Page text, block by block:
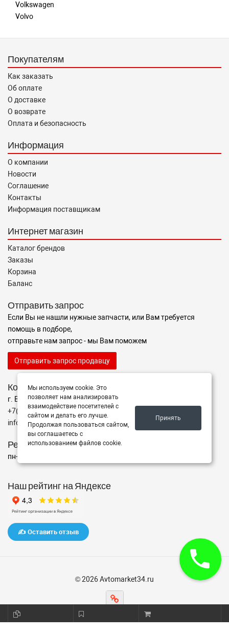
Volkswagen
Volvo
Покупателям
Как заказать
Об оплате
О доставке
О возврате
Оплата и безопасность
Информация
О компании
Новости
Соглашение
Контакты
Информация поставщикам
Интернет магазин
Каталог брендов
Заказы
Корзина
Баланс
Отправить запрос
Если Вы не нашли нужные запчасти, или Вам требуется
помощь в подборе,
отправьте нам запрос - мы Вам поможем
Отправить запрос продавцу
Контакты
г. Волгоград ул. ул. маршала Еременко 98
+7(962)760-02-00
info@avtomarket34.ru
Режим работы
пн-пт с 10:00 до 15:00, Сб-Вс выходной
Наш рейтинг на Яндексе
✍️ Оставить отзыв
© 2026 Avtomarket34.ru
Мы используем cookie. Это
позволяет нам анализировать
взаимодействие посетителей с
сайтом и делать его лучше.
Продолжая пользоваться сайтом,
вы соглашаетесь с
использованием файлов cookie.
Принять